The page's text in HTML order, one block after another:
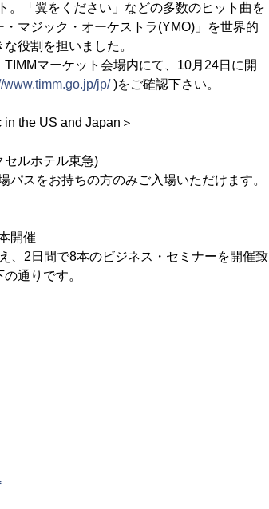
。「翼をください」などの多数のヒット曲を
マジック・オーケストラ(YMO)」を世界的
役割を担いました。
マーケット会場内にて、10月24日に開
www.timm.go.jp/jp/)をご確認下さい。
the US and Japan＞
セルホテル東急)
スをお持ちの方のみご入場いただけます。
開催
、2日間で8本のビジネス・セミナーを開催致
通りです。